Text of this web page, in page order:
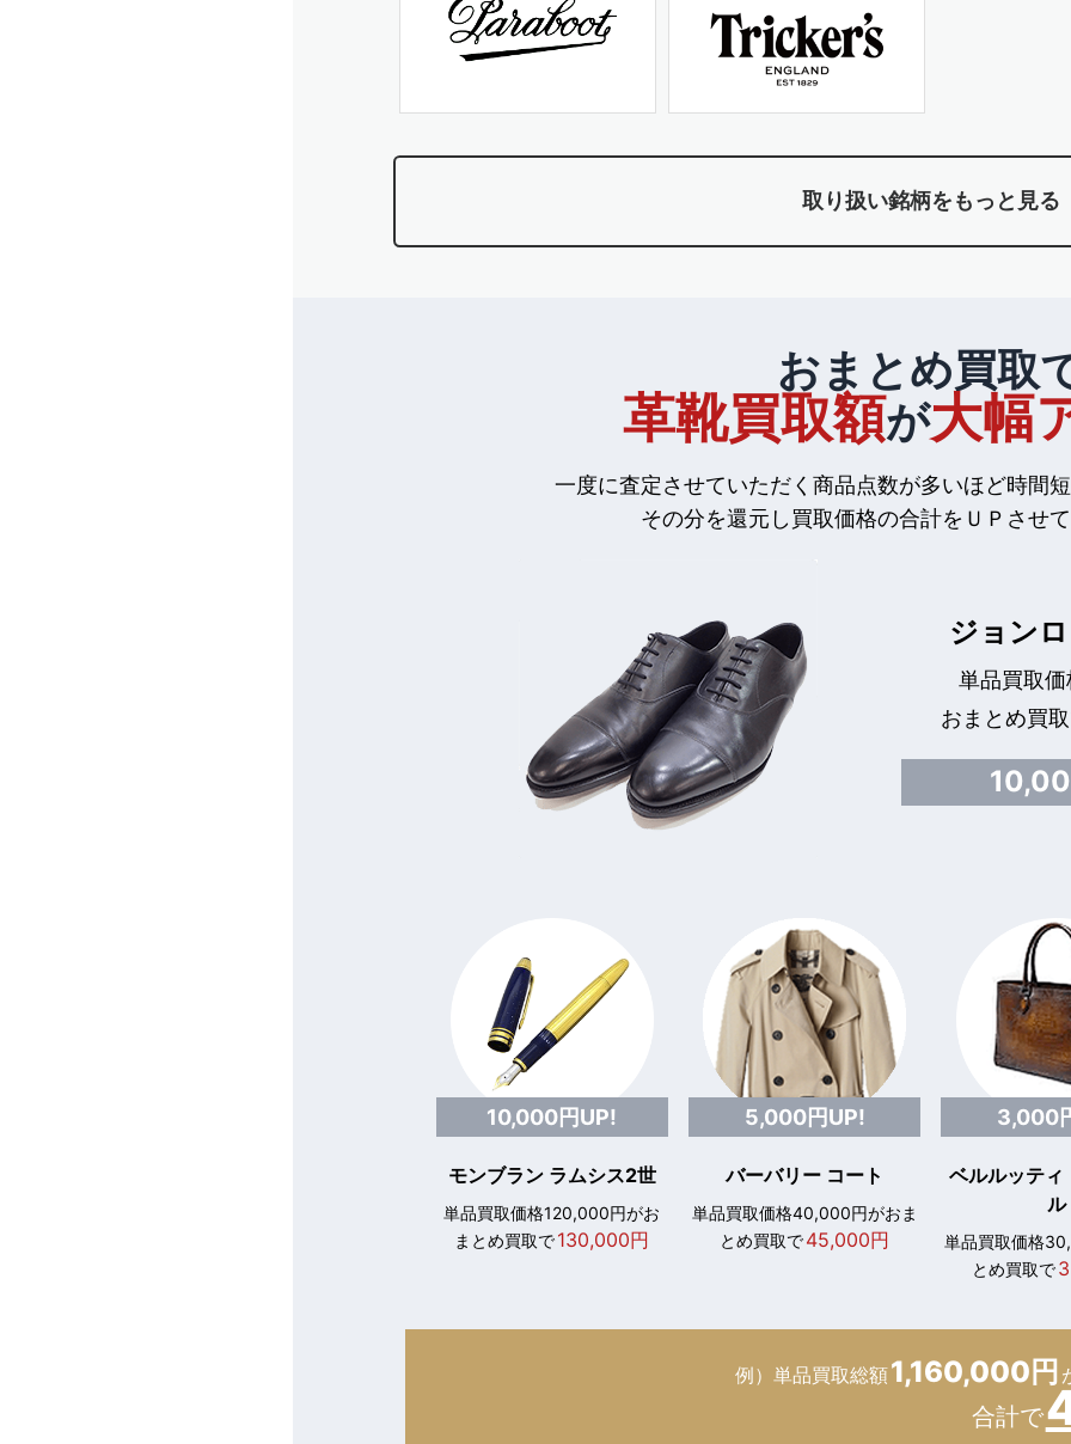
取り扱い銘柄をもっと見る
おまとめ買取
革靴買取額が大幅
一度に査定させていただく商品点数が多いほど時間
その分を還元し買取価格の合計をＵＰさせ
ジョン
単品買取
おまとめ買
10,000円UP!
モンブラン ラムシス2世
単品買取価格120,000円がお
まとめ買取で130,000円
5,000円UP!
バーバリー コート
単品買取価格40,000円がおま
とめ買取で45,000円
3,000
ベルルッティ
ル
単品買取価格
とめ買取で
例）単品買取総額1,160,000円
合計で